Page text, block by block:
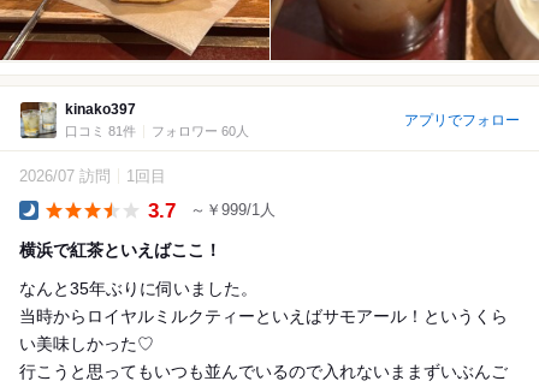
kinako397
口コミ 81件 フォロワー 60人
アプリでフォロー
2026/07 訪問 1回目
3.7 ～￥999/1人
横浜で紅茶といえばここ！
なんと35年ぶりに伺いました。
当時からロイヤルミルクティーといえばサモアール！というくら
い美味しかった♡
行こうと思ってもいつも並んでいるので入れないままずいぶんご